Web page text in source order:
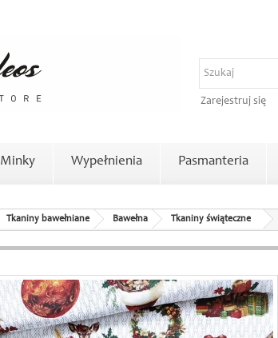
Zarejestruj się
Minky Wypełnienia Pasmanteria
Tkaniny bawełniane Bawełna Tkaniny świąteczne